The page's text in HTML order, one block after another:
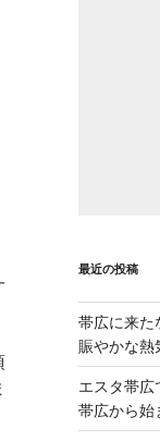
最近の投稿
帯広に来た
賑やかな熱
エスタ帯
帯広から始